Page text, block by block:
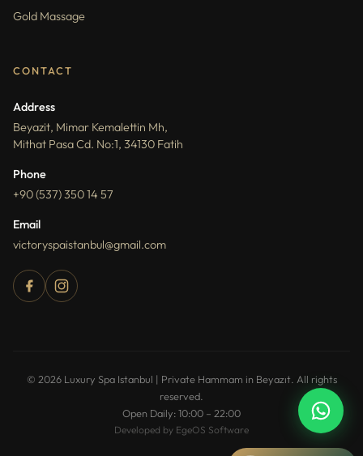
Gold Massage
CONTACT
Address
Beyazit, Mimar Kemalettin Mh,
Mithat Pasa Cd. No:1, 34130 Fatih
Phone
+90 (537) 350 14 57
Email
victoryspaistanbul@gmail.com
© 2026 Luxury Spa Istanbul | Private Hammam in Beyazıt. All rights
reserved.
Open Daily: 10:00 – 22:00
Developed by EgeOS Software
pricing, and spa services.